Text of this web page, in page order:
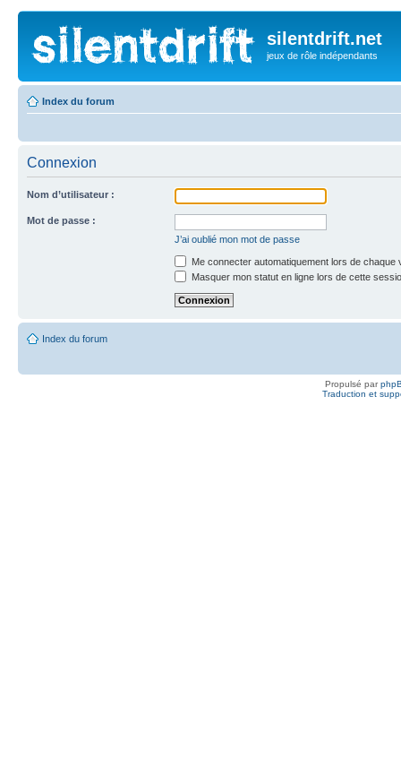
silentdrift.net
jeux de rôle indépendants
Index du forum
Connexion
Nom d’utilisateur :
Mot de passe :
J’ai oublié mon mot de passe
Me connecter automatiquement lors de chaque
Masquer mon statut en ligne lors de cette
Index du forum
Propulsé par
Traduction et